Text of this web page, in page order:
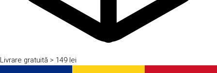
Livrare gratuită > 149 lei